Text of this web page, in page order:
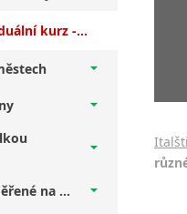
Italština - individuální kurz - různé úrovně (IND_IT)
na ...